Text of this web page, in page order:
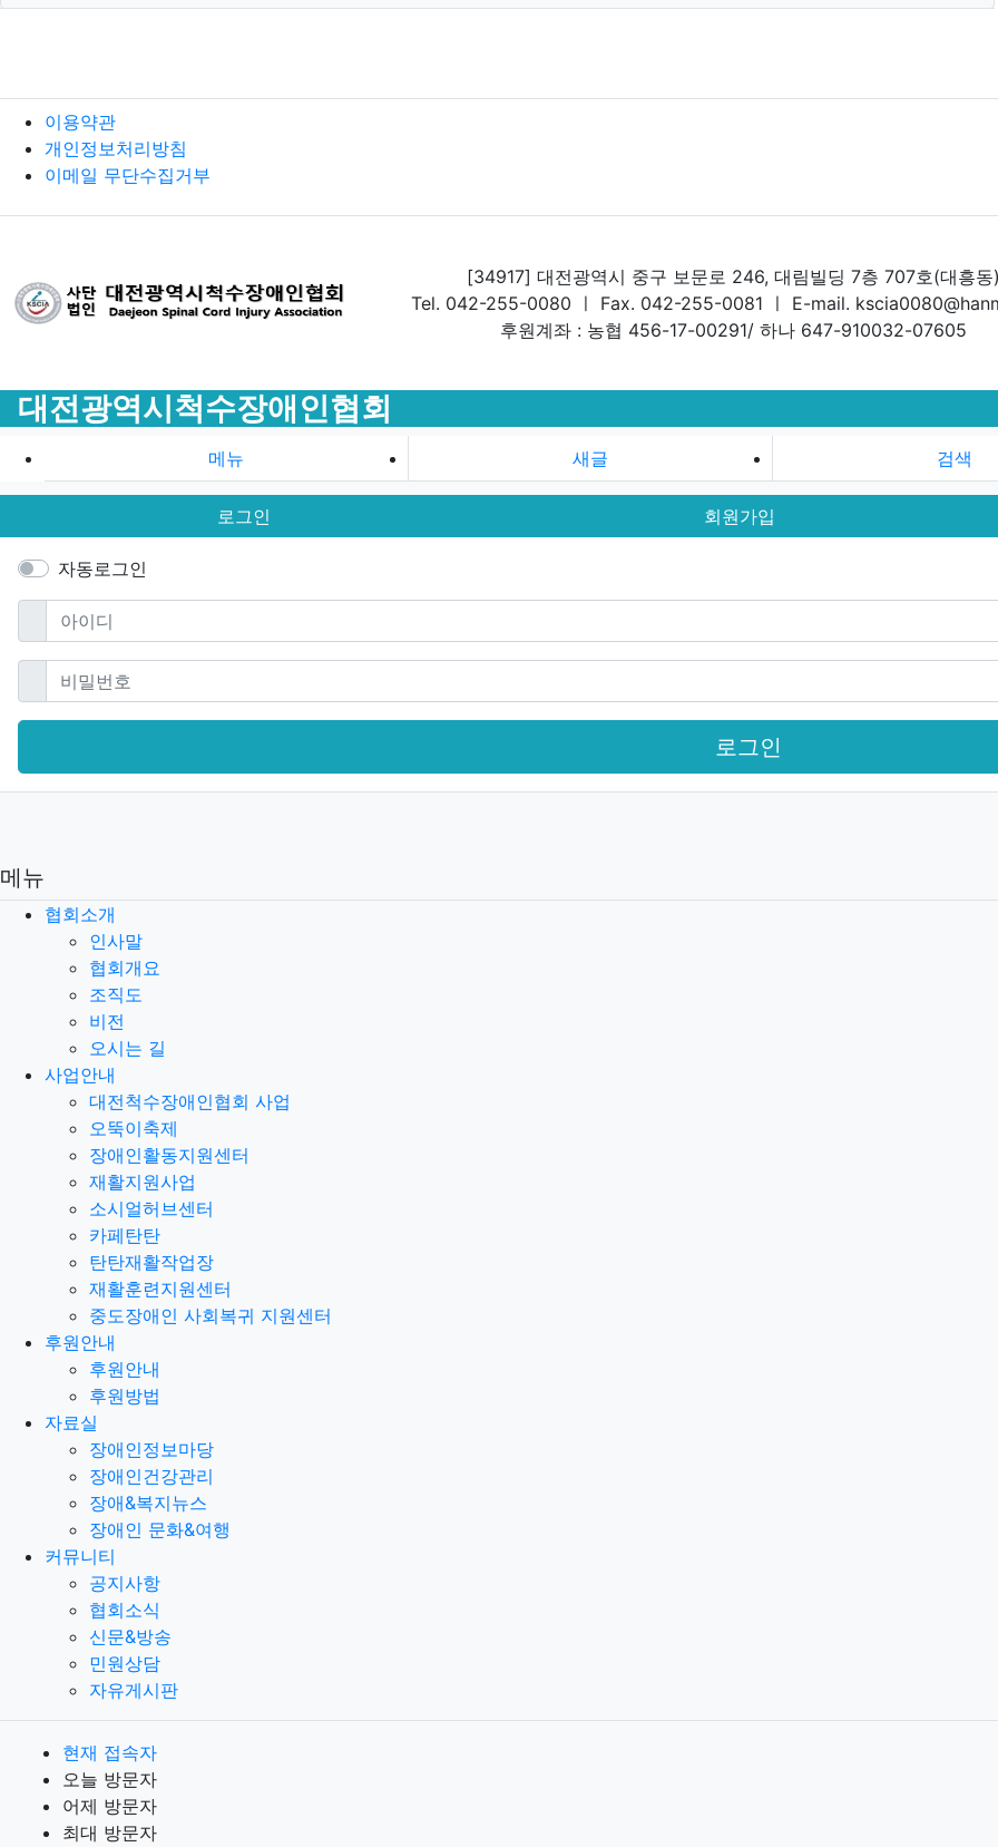
이용약관
개인정보처리방침
이메일 무단수집거부
[34917] 대전광역시 중구 보문로 246, 대림빌딩 7층 707호(대흥동)
Tel. 042-255-0080 ㅣ Fax. 042-255-0081 ㅣ E-mail.
후원계좌 : 농협 456-17-00291/ 하나 647-910032-07605
대전광역시척수장애인협회
메뉴 새글 검색
로그인 회원가입
자동로그인
아이디필수
비밀번호필수
로그인
메뉴
협회소개
인사말
협회개요
조직도
비전
오시는 길
사업안내
대전척수장애인협회 사업
오뚝이축제
장애인활동지원센터
재활지원사업
소시얼허브센터
카페탄탄
탄탄재활작업장
재활훈련지원센터
중도장애인 사회복귀 지원센터
후원안내
후원안내
후원방법
자료실
장애인정보마당
장애인건강관리
장애&복지뉴스
장애인 문화&여행
커뮤니티
공지사항
협회소식
신문&방송
민원상담
자유게시판
현재 접속자
오늘 방문자
어제 방문자
최대 방문자